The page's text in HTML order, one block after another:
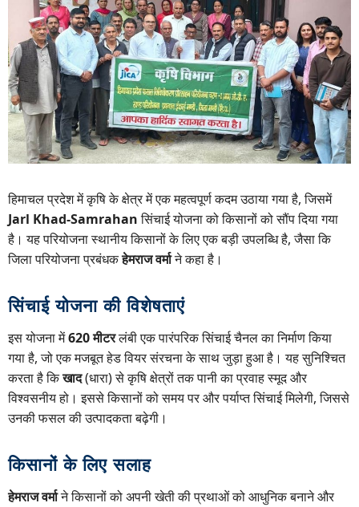
हिमाचल प्रदेश में कृषि के क्षेत्र में एक महत्वपूर्ण कदम उठाया गया है, जिसमें
Jarl Khad-Samrahanसिंचाई योजना को किसानों को सौंप दिया गया
है। यह परियोजना स्थानीय किसानों के लिए एक बड़ी उपलब्धि है, जैसा कि
जिला परियोजना प्रबंधकहेमराज वर्माने कहा है।
सिंचाई योजना की विशेषताएं
इस योजना में620 मीटरलंबी एक पारंपरिक सिंचाई चैनल का निर्माण किया
गया है, जो एक मजबूत हेड वियर संरचना के साथ जुड़ा हुआ है। यह सुनिश्चित
करता है किखाद(धारा) से कृषि क्षेत्रों तक पानी का प्रवाह स्मूद और
विश्वसनीय हो। इससे किसानों को समय पर और पर्याप्त सिंचाई मिलेगी, जिससे
उनकी फसल की उत्पादकता बढ़ेगी।
किसानों के लिए सलाह
हेमराज वर्माने किसानों को अपनी खेती की प्रथाओं को आधुनिक बनाने और